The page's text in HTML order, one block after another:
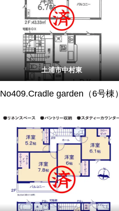
土浦市中村東
No409.Cradle garden（6号棟）